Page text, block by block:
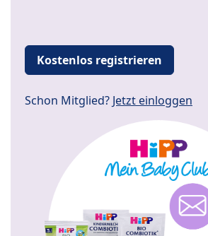
Kostenlos registrieren
Schon Mitglied? Jetzt einloggen